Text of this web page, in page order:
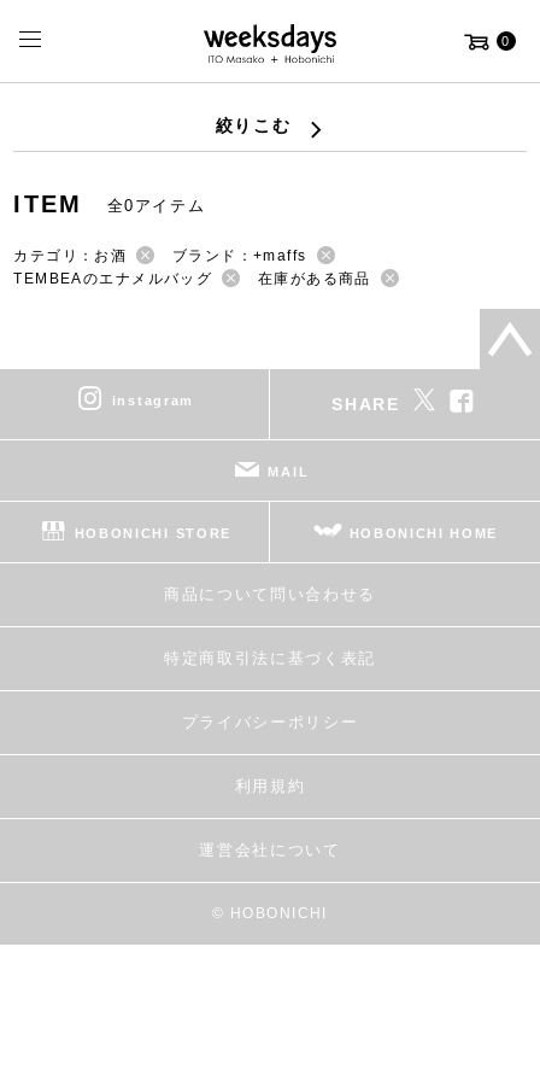
0
絞りこむ
ITEM 全0アイテム
カテゴリ：お酒
ブランド：+maffs
TEMBEAのエナメルバッグ
在庫がある商品
instagram SHARE
MAIL
HOBONICHI STORE HOBONICHI HOME
商品について問い合わせる
特定商取引法に基づく表記
プライバシーポリシー
利用規約
運営会社について
© HOBONICHI